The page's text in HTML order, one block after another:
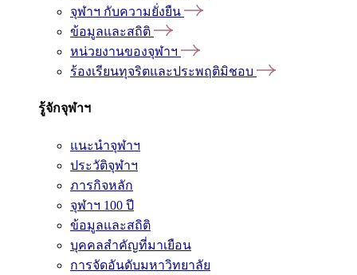
จุฬาฯ กับความยั่งยืน
ข้อมูลและสถิติ
หน่วยงานของจุฬาฯ
ร้องเรียนทุจริตและประพฤติมิชอบ
รู้จักจุฬาฯ
แนะนำจุฬาฯ
ประวัติจุฬาฯ
ภารกิจหลัก
จุฬาฯ 100 ปี
ข้อมูลและสถิติ
บุคคลสำคัญที่มาเยือน
การจัดอันดับมหาวิทยาลัย